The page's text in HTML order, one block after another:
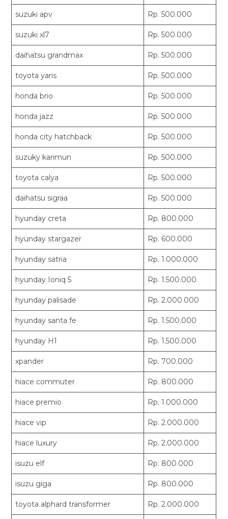
suzuki apv Rp. 500.000
suzuki xl7 Rp. 500.000
daihatsu grandmax Rp. 500.000
toyota yaris Rp. 500.000
honda brio Rp. 500.000
honda jazz Rp. 500.000
honda city hatchback Rp. 500.000
suzuky karimun Rp. 500.000
toyota calya Rp. 500.000
daihatsu sigraa Rp. 500.000
hyunday creta Rp. 800.000
hyunday stargazer Rp. 600.000
hyunday satria Rp. 1.000.000
hyunday Ioniq 5 Rp. 1.500.000
hyunday palisade Rp. 2.000.000
hyunday santa fe Rp. 1.500.000
hyunday H1 Rp. 1.500.000
xpander Rp. 700.000
hiace commuter Rp. 800.000
hiace premio Rp. 1.000.000
hiace vip Rp. 2.000.000
hiace luxury Rp. 2.000.000
isuzu elf Rp. 800.000
isuzu giga Rp. 800.000
toyota alphard transformer Rp. 2.000.000